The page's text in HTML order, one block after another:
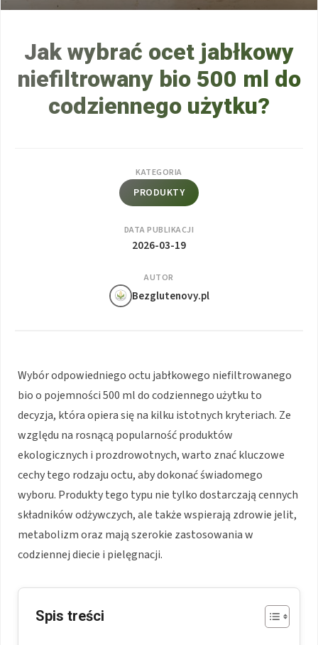
Jak wybrać ocet jabłkowy
niefiltrowany bio 500 ml do
codziennego użytku?
KATEGORIA
PRODUKTY
DATA PUBLIKACJI
2026-03-19
AUTOR
Bezglutenovy.pl
Wybór odpowiedniego octu jabłkowego niefiltrowanego
bio o pojemności 500 ml do codziennego użytku to
decyzja, która opiera się na kilku istotnych kryteriach. Ze
względu na rosnącą popularność produktów
ekologicznych i prozdrowotnych, warto znać kluczowe
cechy tego rodzaju octu, aby dokonać świadomego
wyboru. Produkty tego typu nie tylko dostarczają cennych
składników odżywczych, ale także wspierają zdrowie jelit,
metabolizm oraz mają szerokie zastosowania w
codziennej diecie i pielęgnacji.
Spis treści